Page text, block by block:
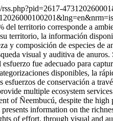
del territorio corresponde a
territorio, la información
y composición de especies de
visual y auditiva de
fue adecuado para
disponibles, la
de conservación a
multiple ecosystem
of Ñeembucú, despite the
information on the
of effort, through visual and